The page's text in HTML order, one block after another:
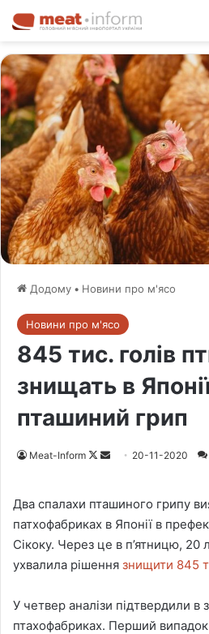
Додому • Новини про м'ясо
Новини про м'ясо
845 тис. голів
знищать в
пташиний грип
Meat-Inform
F
w
o
X
n
e
a
i
20-11-2020
Два спалахи пташиного грипу
патхофабриках в Японії в
Сікоку. Через це в п’ятницю, 20
ухвалила рішення знищити 845
У четвер аналізи підтвердили в
птахофабриках. Перший